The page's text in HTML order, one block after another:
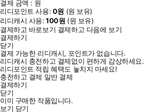
결제 금액 : 원
리디포인트 사용: 0원 (원 보유)
리디캐시 사용:100원 (원 보유)
결제하고 바로보기 결제하고 다음에 보기
결제하기
닫기
결제 가능한 리디캐시, 포인트가 없습니다.
리디캐시 충전하고 결제없이 편하게 감상하세요.
리디포인트 적립 혜택도 놓치지 마세요!
충전하고 결제 일반 결제
결제하기
닫기
이미 구매한 작품입니다.
보기 닫기